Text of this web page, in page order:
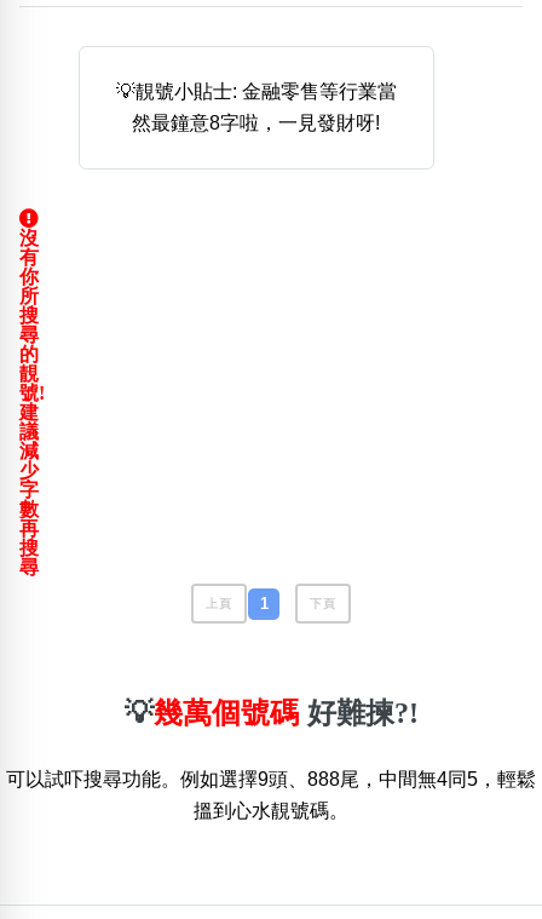
888尾
999尾 777尾 9字頭 6字頭
無4字
全大數字
5萬以上 生天延 全吉星(全號)
清除全部分類
💡靚號小貼士: 金融零售等行業當
然最鐘意8字啦，一見發財呀!
沒
有
你
所
搜
尋
的
靚
號!
建
議
減
少
字
數
再
搜
尋
上頁 1 下頁
💡幾萬個號碼 好難揀?!
可以試吓搜尋功能。例如選擇9頭、888尾，中間無4同5，輕鬆
搵到心水靚號碼。